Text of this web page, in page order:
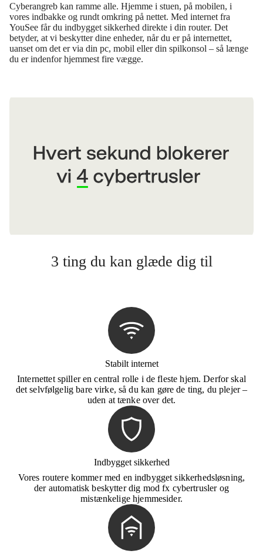
Cyberangreb kan ramme alle. Hjemme i stuen, på mobilen, i
vores indbakke og rundt omkring på nettet. Med internet fra
YouSee får du indbygget sikkerhed direkte i din router. Det
betyder, at vi beskytter dine enheder, når du er på internettet,
uanset om det er via din pc, mobil eller din spilkonsol – så længe
du er indenfor hjemmest fire vægge.
3 ting du kan glæde dig til
Stabilt internet
Internettet spiller en central rolle i de fleste hjem. Derfor skal
det selvfølgelig bare virke, så du kan gøre de ting, du plejer –
uden at tænke over det.
Indbygget sikkerhed
Vores routere kommer med en indbygget sikkerhedsløsning,
der automatisk beskytter dig mod fx cybertrusler og
mistænkelige hjemmesider.